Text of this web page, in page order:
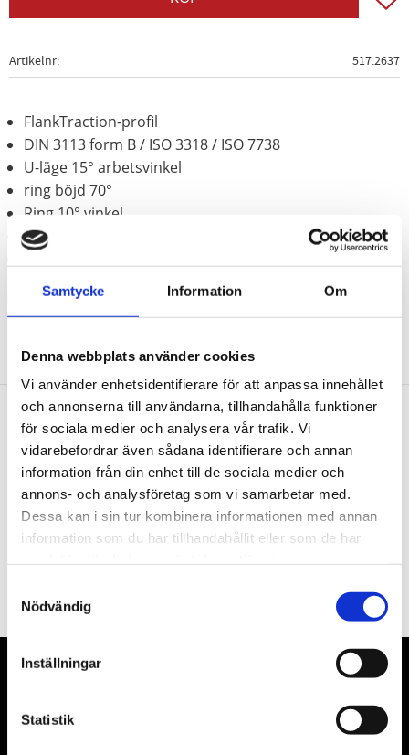
Samtycke Information Om
Denna webbplats använder cookies
Vi använder enhetsidentifierare för att anpassa innehållet
och annonserna till användarna, tillhandahålla funktioner
för sociala medier och analysera vår trafik. Vi
vidarebefordrar även sådana identifierare och annan
information från din enhet till de sociala medier och
annons- och analysföretag som vi samarbetar med.
Dessa kan i sin tur kombinera informationen med annan
information som du har tillhandahållit eller som de har
Nödvändig
Inställningar
Statistik
Artikelnr 517.2637
FlankTraction-profil
DIN 3113 form B / ISO 3318 / ISO 7738
U-läge 15° arbetsvinkel
ring böjd 70°
Ring 10° vinkel
Matt satinerat
Nyhetsbrev
PRENUMERERA
Våra främsta leverantörer är KS Tools verktyg, ATH billyftar